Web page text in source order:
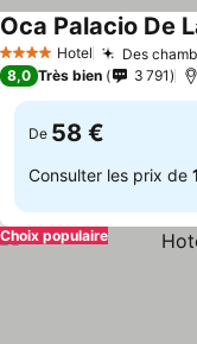
4 Étoiles Hotel Des
Oca Palacio De
8,0 Très bien 3 791
De 58 €
Consulter les prix de
Choix populaire